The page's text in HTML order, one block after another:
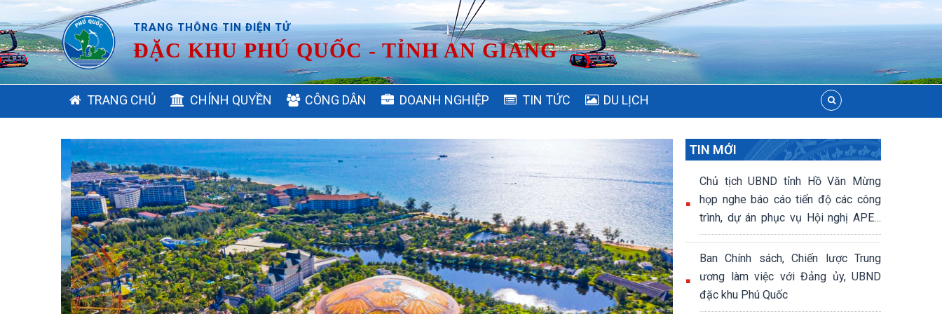
TRANG THÔNG TIN ĐIỆN TỬ
ĐẶC KHU PHÚ QUỐC - TỈNH AN GIANG
NAVIGATION
TRANG CHỦ CHÍNH QUYỀN CÔNG DÂN DOANH NGHIỆP TIN TỨC DU LỊCH
TIN MỚI
Chủ tịch UBND tỉnh Hồ Văn Mừng
họp nghe báo cáo tiến độ các công
trình, dự án phục vụ Hội nghị APEC
2027
Ban Chính sách, Chiến lược Trung
ương làm việc với Đảng ủy, UBND
đặc khu Phú Quốc